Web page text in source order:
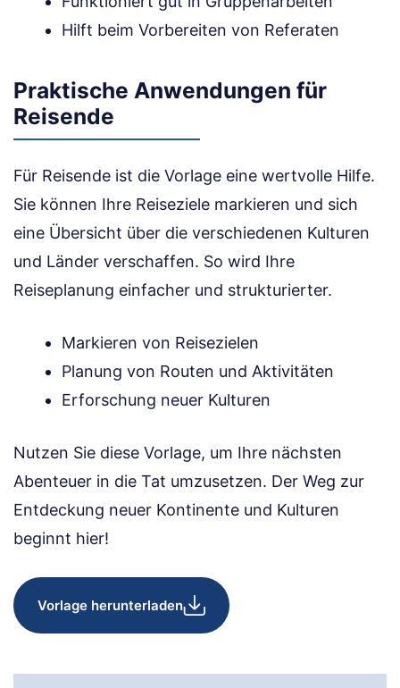
Hilft beim Vorbereiten von Referaten
Praktische Anwendungen für
Reisende
Für Reisende ist die Vorlage eine wertvolle Hilfe.
Sie können Ihre Reiseziele markieren und sich
eine Übersicht über die verschiedenen Kulturen
und Länder verschaffen. So wird Ihre
Reiseplanung einfacher und strukturierter.
Markieren von Reisezielen
Planung von Routen und Aktivitäten
Erforschung neuer Kulturen
Nutzen Sie diese Vorlage, um Ihre nächsten
Abenteuer in die Tat umzusetzen. Der Weg zur
Entdeckung neuer Kontinente und Kulturen
beginnt hier!
Vorlage herunterladen